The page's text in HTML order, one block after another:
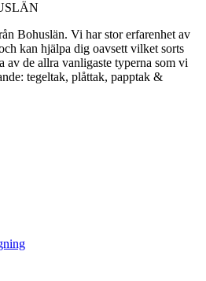
Bohuslän. Vi har stor erfarenhet av
kan hjälpa dig oavsett vilket sorts
av de allra vanligaste typerna som vi
tegeltak, plåttak, papptak &